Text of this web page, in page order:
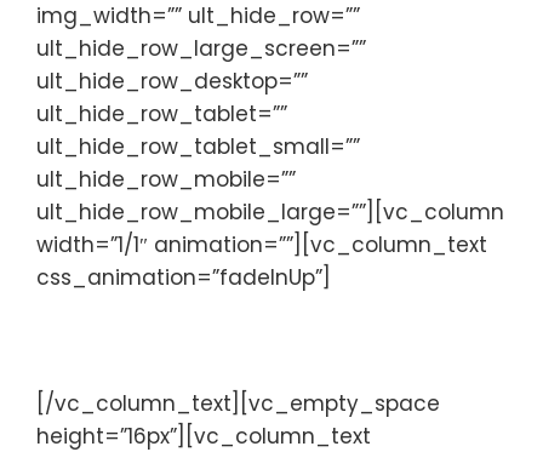
img_width=”” ult_hide_row=””
ult_hide_row_large_screen=””
ult_hide_row_desktop=””
ult_hide_row_tablet=””
ult_hide_row_tablet_small=””
ult_hide_row_mobile=””
ult_hide_row_mobile_large=””][vc_column
width=”1/1″ animation=””][vc_column_text
css_animation=”fadeInUp”]
[/vc_column_text][vc_empty_space
height=”16px”][vc_column_text